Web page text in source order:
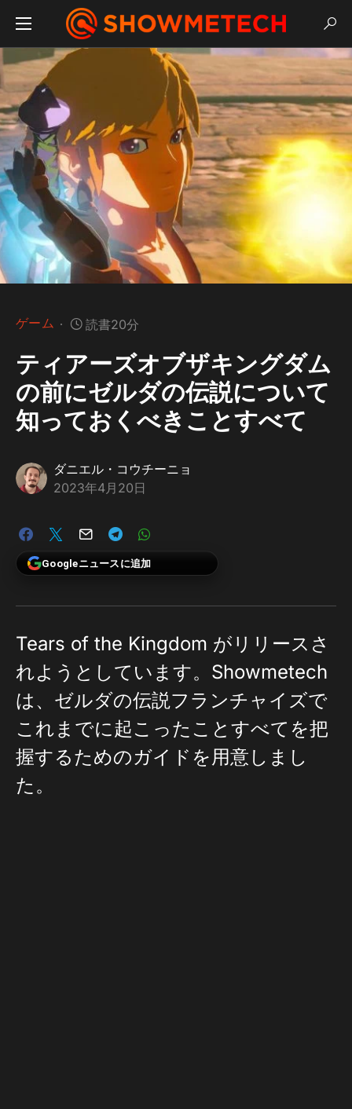
ゲーム 読書20分
ティアーズオブザキングダム
の前にゼルダの伝説について
知っておくべきことすべて
ダニエル・コウチーニョ
2023年4月20日
Googleニュースに追加
Tears of the Kingdom がリリースさ
れようとしています。Showmetech
は、ゼルダの伝説フランチャイズで
これまでに起こったことすべてを把
握するためのガイドを用意しまし
た。